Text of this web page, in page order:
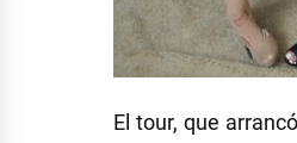
El tour, que